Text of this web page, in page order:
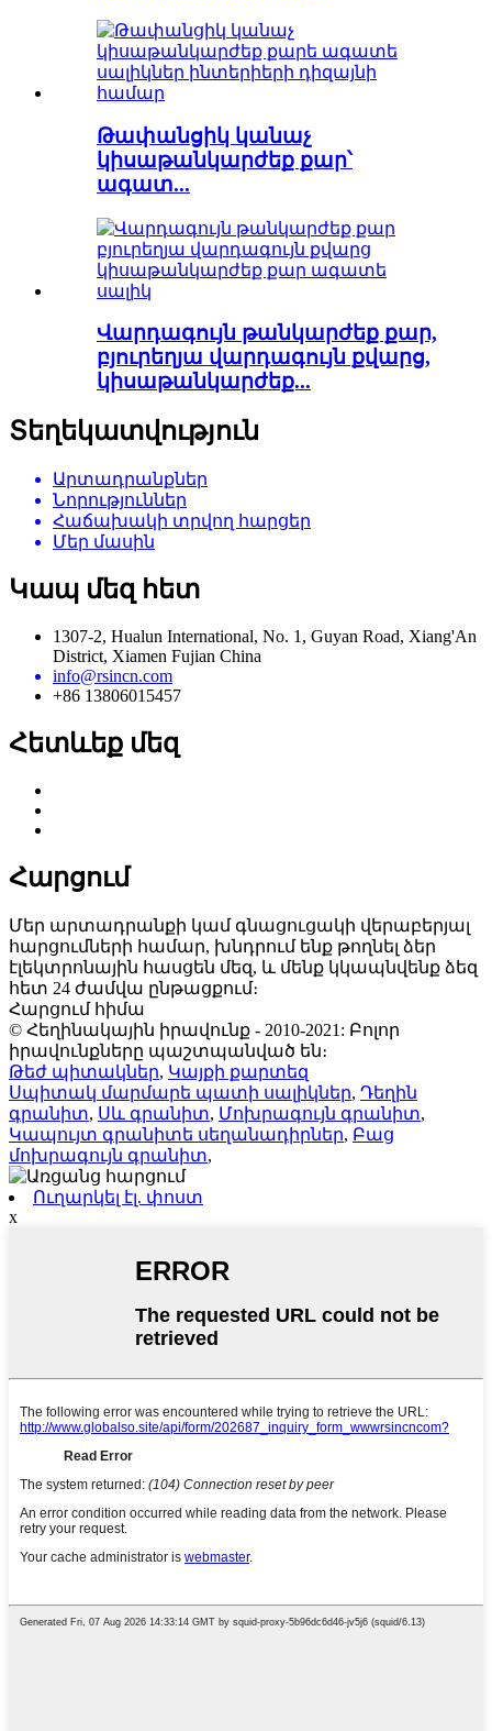
Թափանցիկ կանաչ
կիսաթանկարժեք քար՝
ագատ...
Վարդագույն թանկարժեք քար,
բյուրեղյա վարդագույն քվարց,
կիսաթանկարժեք...
Տեղեկատվություն
Արտադրանքներ
Նորություններ
Հաճախակի տրվող հարցեր
Մեր մասին
Կապ մեզ հետ
1307-2, Hualun International, No. 1, Guyan Road, Xiang'An
District, Xiamen Fujian China
info@rsincn.com
+86 13806015457
Հետևեք մեզ
Հարցում
Մեր արտադրանքի կամ գնացուցակի վերաբերյալ
հարցումների համար, խնդրում ենք թողնել ձեր
էլեկտրոնային հասցեն մեզ, և մենք կկապնվենք ձեզ
հետ 24 ժամվա ընթացքում։
Հարցում հիմա
© Հեղինակային իրավունք - 2010-2021: Բոլոր
իրավունքները պաշտպանված են։
Թեժ պիտակներ, Կայքի քարտեզ
Սպիտակ մարմարե պատի սալիկներ, Դեղին
գրանիտ, Սև գրանիտ, Մոխրագույն գրանիտ,
Կապույտ գրանիտե սեղանադիրներ, Բաց
մոխրագույն գրանիտ,
Ուղարկել էլ. փոստ
x